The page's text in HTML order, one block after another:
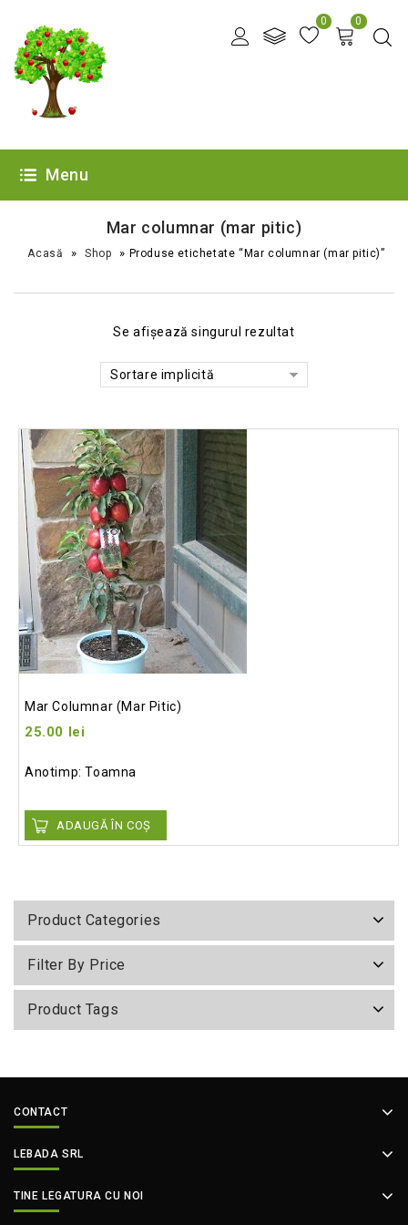
0 0
Menu
Mar columnar (mar pitic)
Acasă » Shop » Produse etichetate “Mar columnar (mar pitic)”
Se afișează singurul rezultat
Sortare implicită
Mar Columnar (mar Pitic)
25.00 lei
Anotimp: Toamna
ADAUGĂ ÎN COȘ
Product Categories
Filter By Price
Product Tags
CONTACT
LEBADA SRL
TINE LEGATURA CU NOI